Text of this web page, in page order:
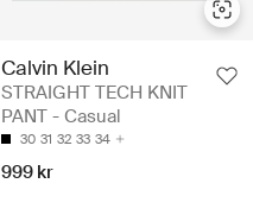
Calvin Klein
STRAIGHT TECH KNIT
PANT - Casual
30 31 32 33 34
999 kr